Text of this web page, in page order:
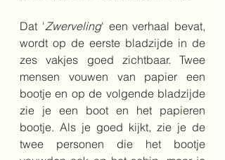
Dat 'Zwerveling' een verhaal bevat,
wordt op de eerste bladzijde in de
zes vakjes goed zichtbaar. Twee
mensen vouwen van papier een
bootje en op de volgende bladzijde
zie je een boot en het papieren
bootje. Als je goed kijkt, zie je de
twee personen die het bootje